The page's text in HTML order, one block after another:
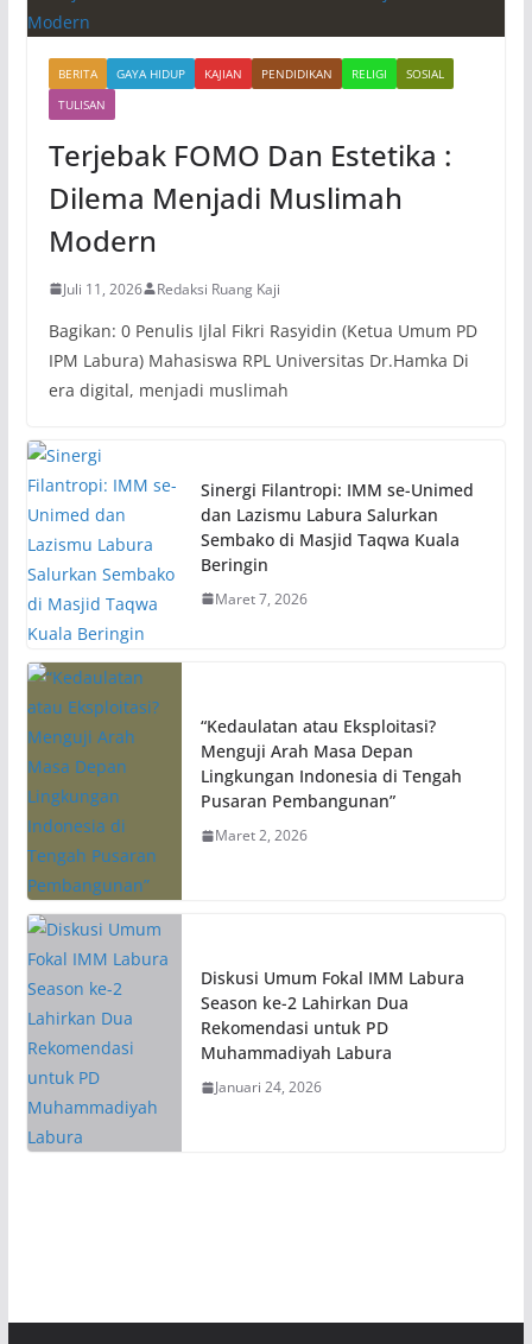
BERITA GAYA HIDUP KAJIAN PENDIDIKAN RELIGI
SOSIAL
TULISAN
Terjebak FOMO Dan Estetika :
Dilema Menjadi Muslimah
Modern
Juli 11, 2026 Redaksi Ruang Kaji
Bagikan: 0 Penulis Ijlal Fikri Rasyidin (Ketua Umum PD
IPM Labura) Mahasiswa RPL Universitas Dr.Hamka Di
era digital, menjadi muslimah
Sinergi Filantropi: IMM se-Unimed
dan Lazismu Labura Salurkan
Sembako di Masjid Taqwa Kuala
Beringin
Maret 7, 2026
“Kedaulatan atau Eksploitasi?
Menguji Arah Masa Depan
Lingkungan Indonesia di Tengah
Pusaran Pembangunan”
Maret 2, 2026
Diskusi Umum Fokal IMM Labura
Season ke-2 Lahirkan Dua
Rekomendasi untuk PD
Muhammadiyah Labura
Januari 24, 2026